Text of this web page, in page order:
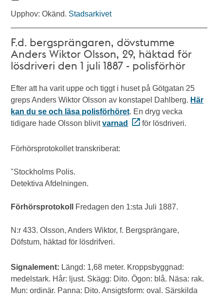
Upphov: Okänd. Stadsarkivet
F.d. bergsprängaren, dövstumme
Anders Wiktor Olsson, 29, häktad för
lösdriveri den 1 juli 1887 - polisförhör
Efter att ha varit uppe och tiggt i huset på Götgatan 25
greps Anders Wiktor Olsson av konstapel Dahlberg. Här
kan du se och läsa polisförhöret. En dryg vecka
tidigare hade Olsson blivitvarnad för lösdriveri.
Förhörsprotokollet transkriberat:
"Stockholms Polis.
Detektiva Afdelningen.
Förhörsprotokoll Fredagen den 1:sta Juli 1887.
N:r 433. Olsson, Anders Wiktor, f. Bergsprängare,
Döfstum, häktad för lösdrifveri.
Signalement: Längd: 1,68 meter. Kroppsbyggnad:
medelstark. Hår: ljust. Skägg: Dito. Ögon: blå. Näsa: rak.
Mun: ordinär. Panna: Dito. Ansigtsform: oval. Särskilda